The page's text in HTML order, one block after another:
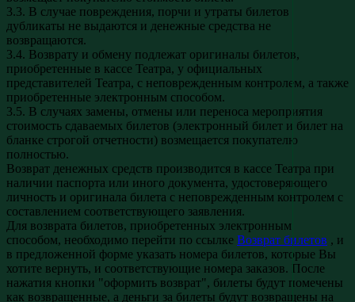
3.3. В случае повреждения, порчи и утраты билетов
дубликаты не выдаются и денежные средства не
возвращаются.
3.4. Возврату и обмену подлежат оригиналы билетов,
приобретенные в кассе Театра, у официальных
представителей Театра, с неповрежденным контролем, а также
приобретенные электронным способом.
3.5. В случаях замены, отмены или переноса мероприятия
стоимость сдаваемых билетов (электронный билет и билет на
бланке строгой отчетности) возмещается покупателю
полностью.
Возврат денежных средств производится в кассе Театра при
наличии паспорта или иного документа, удостоверяющего
личность и оригинала билета с неповрежденным контролем с
составлением соответствующего заявления.
Для возврата билетов, приобретенных электронным
способом, необходимо перейти по ссылке Возврат билетов , и
в предложенной форме указать номера билетов, которые Вы
хотите вернуть, и соответствующие номера заказов. После
нажатия кнопки "оформить возврат", билеты будут помечены
как возвращенные, а деньги за билеты будут возвращены на